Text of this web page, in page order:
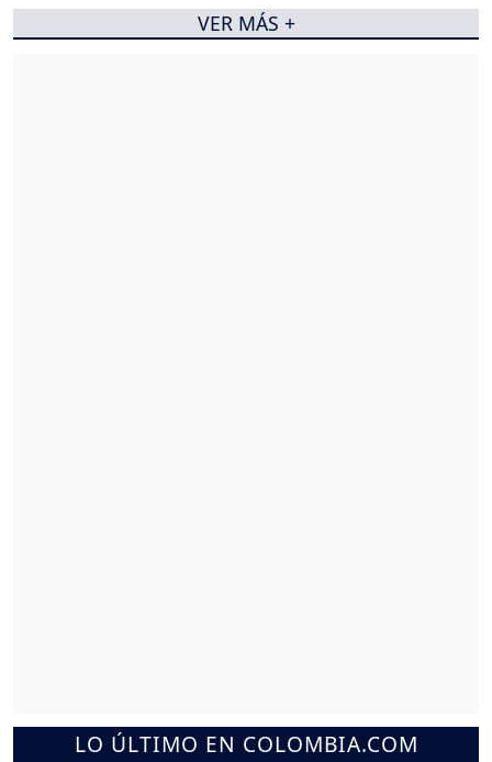
LO ÚLTIMO EN COLOMBIA.COM
VER MÁS +